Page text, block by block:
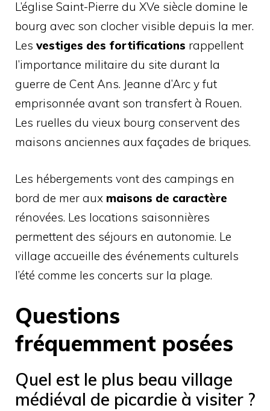
L’église Saint-Pierre du XVe siècle domine le
bourg avec son clocher visible depuis la mer.
Les vestiges des fortifications rappellent
l’importance militaire du site durant la
guerre de Cent Ans. Jeanne d’Arc y fut
emprisonnée avant son transfert à Rouen.
Les ruelles du vieux bourg conservent des
maisons anciennes aux façades de briques.
Les hébergements vont des campings en
bord de mer aux maisons de caractère
rénovées. Les locations saisonnières
permettent des séjours en autonomie. Le
village accueille des événements culturels
l’été comme les concerts sur la plage.
Questions
fréquemment posées
Quel est le plus beau village
médiéval de picardie à visiter ?